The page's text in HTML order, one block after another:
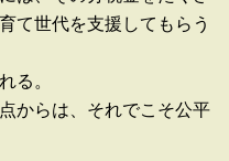
て世代を支援してもらう
る。
からは、それでこそ公平